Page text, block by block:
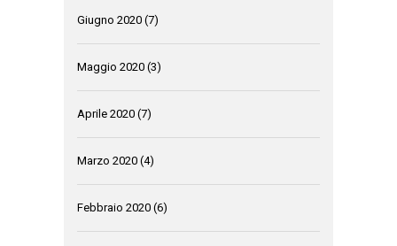
Giugno 2020 (7)
Maggio 2020 (3)
Aprile 2020 (7)
Marzo 2020 (4)
Febbraio 2020 (6)